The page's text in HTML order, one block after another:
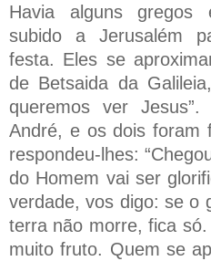
Havia alguns
subido a Jerusalém
festa. Eles se
de Betsaida da
queremos ver
André, e os dois foram
respondeu-lhes:
do Homem vai ser
verdade, vos digo: se o
terra não morre, fica
muito fruto. Quem se